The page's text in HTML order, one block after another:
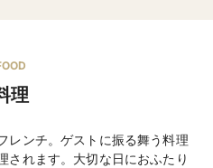
理
レンチ。ゲストに振る舞う料理
されます。大切な日におふたり